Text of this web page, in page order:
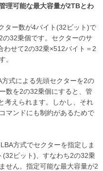
理可能な最大容量が2TBとわ
ター数が4バイト(32ビット)で
32乗個です。セクターのサ
わせて2の32乗×512バイト＝2
。
式による先頭セクターを2の
数を2の32乗個にすると、管
考えられます。しかし、それ
マンドにも制約があるためで
方式でセクターを指定しま
ビット)、すなわち2の32乗
せん。指定可能な最大容量が2